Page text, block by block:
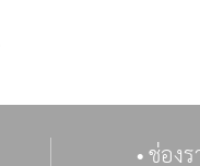
ช่อง